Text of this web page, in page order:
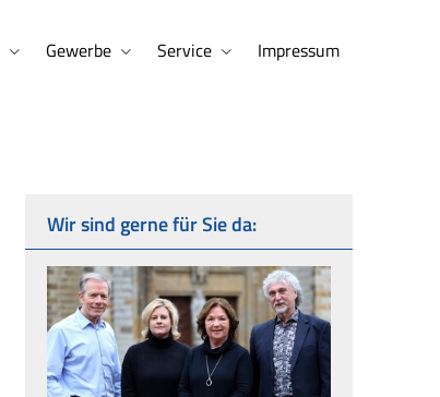
Gewerbe Service Impressum
Wir sind gerne für Sie da: